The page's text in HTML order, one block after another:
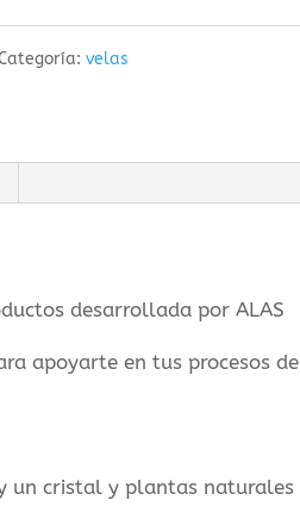
velas
desarrollada por ALAS
apoyarte en tus procesos de
un cristal y plantas naturales